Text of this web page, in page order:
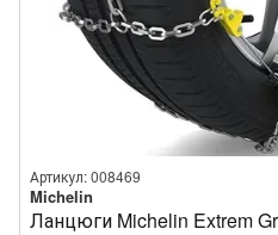
Артикул: 008469
Michelin
Ланцюги Michelin Extrem